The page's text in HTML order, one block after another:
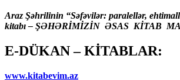
Araz Şəhrilinin “Səfəvilər: paralellər,
kitabı – ŞƏHƏRİMİZİN ƏSAS KİTAB
E-DÜKAN – KİTABLAR:
www.kitabevim.az